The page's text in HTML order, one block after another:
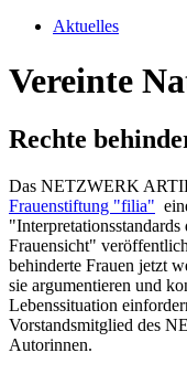
Aktuelles
Vereinte
Rechte
Das NETZWERK
Frauenstiftung "filia"
Frauensicht"
behinderte Frauen jetzt
sie argumentieren und
Lebenssituation
Vorstandsmitglied des
Autorinnen.